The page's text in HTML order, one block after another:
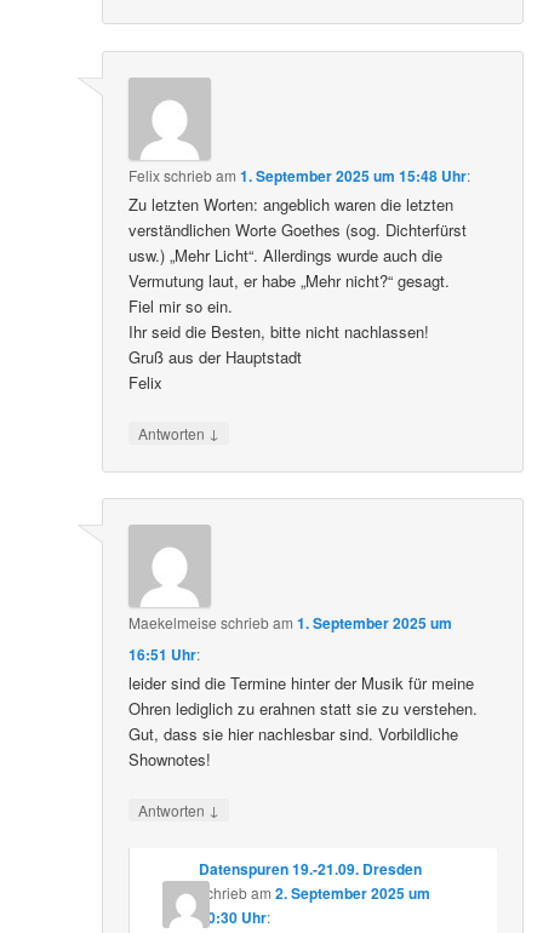
Felixschriebam1. September 2025 um 15:48 Uhr:
Zu letzten Worten: angeblich waren die letzten
verständlichen Worte Goethes (sog. Dichterfürst
usw.) „Mehr Licht“. Allerdings wurde auch die
Vermutung laut, er habe „Mehr nicht?“ gesagt.
Fiel mir so ein.
Ihr seid die Besten, bitte nicht nachlassen!
Gruß aus der Hauptstadt
Felix
Antworten ↓
Maekelmeise schriebam1. September 2025 um
16:51 Uhr:
leider sind die Termine hinter der Musik für meine
Ohren lediglich zu erahnen statt sie zu verstehen.
Gut, dass sie hier nachlesbar sind. Vorbildliche
Shownotes!
Antworten ↓
Datenspuren 19.-21.09. Dresden
schriebam 2. September 2025 um
10:30 Uhr: